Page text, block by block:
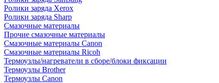
Ролики заряда Xerox
Ролики заряда Sharp
Смазочные материалы
Прочие смазочные материалы
Смазочные материалы Canon
Смазочные материалы Ricoh
Термоузлы/нагреватели в сборе/блоки фиксации
Термоузлы Brother
Термоузлы Canon